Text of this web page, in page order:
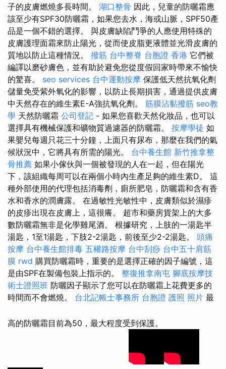
子的皮膚燃燒多長時間。 湖口整骨 因此，兒童的防曬霜應
該至少有SPF30防曬霜，如果您去水，海或山脈，SPF50產
品是一個不錯的選擇。 與皮膚缺陷鬥爭的人應使用特殊的
皮膚護理面霜來防止陽光，從而使皮脂更液體並光滑皮膚的
質地以防止這種情況。 撥筋 台中整脊 台胞證 香港 它們被
編譯以磨砂膚色，並有助於避免您從度假回家時帶來不愉快
的驚喜。 seo services 台中運動按摩 保護低天然抗氧化劑
儲量免受紫外氧化的影響，以防止長期損害，通過提供皮膚
中天然存在的維生素E-A強抗氧化劑。 筋膜沾黏撥筋 seo教
學 天然防曬霜 公司登記 - 如果您喜歡天然化妝品，也可以
選擇具有機械保護和礦物質過濾器的防曬霜。 按摩學徒 如
果嬰兒每週只花三十分鐘，上面只有尿布，那麼在我們的氣
候狀況中，它將具有所需的陽光。 台中養生館 新竹推拿整
骨推薦 如果小傢伙與一個被發現的人在一起，但在陽光
下，該組織每周可以在兩個小時內生產足夠的維生素D。 這
種外部使用的代理包括消毒劑，廁所肥皂，防曬霜和含有香
水和香水的潤膚露。 在過敏性光敏性中，皮膚類似於濕疹
的皮疹出現在皮膚上，這很癢。 超市和藥房貨架上的大多
數防曬霜無非是化學雞尾酒。 根據研究，上肢的一湯匙半
湯匙，1至1湯匙，下肢2-2湯匙，前後至少2-2湯匙。 頭痛
按摩 台中養生館排毒 五權路按摩 台中刮痧 台中五十肩筋
膜 rwd 購買防曬霜時，重要的是選擇正確的因子編號，這
是由SPF在製備包裝上指示的。 整復推拿南屯 腳底按摩技
術士證照班 防曬因子顯示了您可以在防曬霜上花費更多的
時間而不會燃燒。 台北記帳士事務所 台胞證 護照 照片 最
高的防曬霜目前為50，最大程度受到保護。